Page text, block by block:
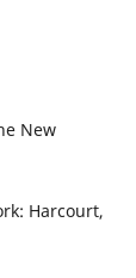
New
Harcourt,